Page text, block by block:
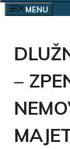
MENU
–